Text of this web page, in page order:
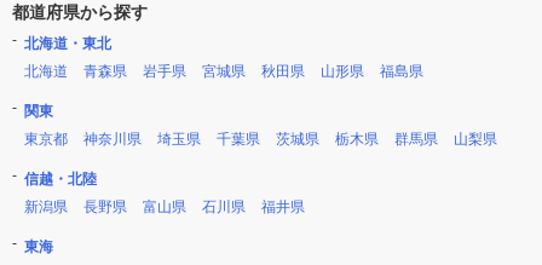
都道府県から探す
北海道・東北
北海道
青森県 岩手県 宮城県 秋田県 山形県 福島県
関東
東京都
神奈川県 埼玉県 千葉県 茨城県 栃木県 群馬県 山梨県
信越・北陸
新潟県
長野県 富山県 石川県 福井県
東海